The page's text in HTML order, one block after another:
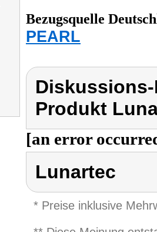
Bezugsquelle
PEARL
Produkt
[an error
Lunartec
* Preise inklusive